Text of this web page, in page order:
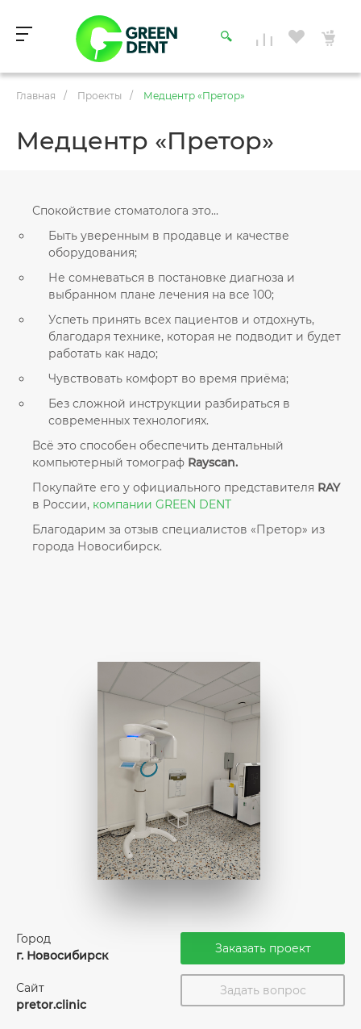
Главная / Проекты / Медцентр «Претор»
Медцентр «Претор»
Спокойствие стоматолога это...
Быть уверенным в продавце и качестве
оборудования;
Не сомневаться в постановке диагноза и
выбранном плане лечения на все 100;
Успеть принять всех пациентов и отдохнуть,
благодаря технике, которая не подводит и будет
работать как надо;
Чувствовать комфорт во время приёма;
Без сложной инструкции разбираться в
современных технологиях.
Всё это способен обеспечить дентальный
компьютерный томограф Rayscan.
Покупайте его у официального представителя RAY
в России, компании GREEN DENT
Благодарим за отзыв специалистов «Претор» из
города Новосибирск.
Город
г. Новосибирск
Сайт
pretor.clinic
Заказать проект
Задать вопрос